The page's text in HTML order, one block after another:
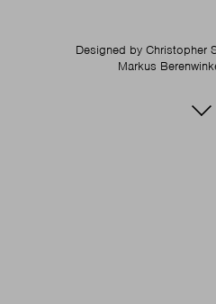
Designed by Christopher
Markus